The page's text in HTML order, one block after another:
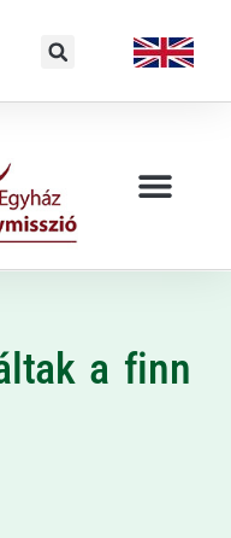
a finn